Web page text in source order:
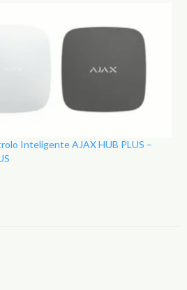
Inteligente AJAX HUB PLUS –